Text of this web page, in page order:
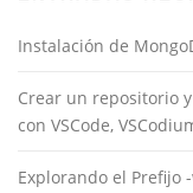
Instalación de
Crear un repositorio
con VSCode,
Explorando el Prefijo